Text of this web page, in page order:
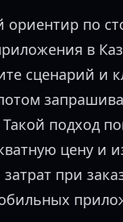
ориентир по
в
сценарий и
подход
цену и
при